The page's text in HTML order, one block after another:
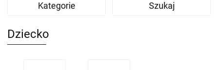
Kategorie Szukaj
Dziecko